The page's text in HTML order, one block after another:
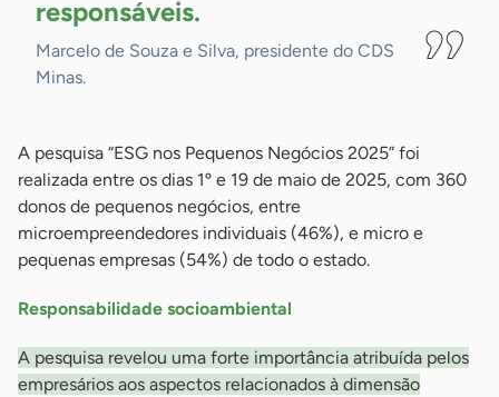
responsáveis.
Marcelo de Souza e Silva, presidente do CDS
Minas.
A pesquisa “ESG nos Pequenos Negócios 2025” foi
realizada entre os dias 1º e 19 de maio de 2025, com 360
donos de pequenos negócios, entre
microempreendedores individuais (46%), e micro e
pequenas empresas (54%) de todo o estado.
Responsabilidade socioambiental
A pesquisa revelou uma forte importância atribuída pelos
empresários aos aspectos relacionados à dimensão